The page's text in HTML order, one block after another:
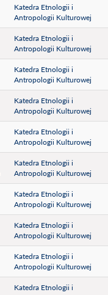
Katedra Etnologii i
Antropologii Kulturowej
Katedra Etnologii i
Antropologii Kulturowej
Katedra Etnologii i
Antropologii Kulturowej
Katedra Etnologii i
Antropologii Kulturowej
Katedra Etnologii i
Antropologii Kulturowej
Katedra Etnologii i
Antropologii Kulturowej
Katedra Etnologii i
Antropologii Kulturowej
Katedra Etnologii i
Antropologii Kulturowej
Katedra Etnologii i
Antropologii Kulturowej
Katedra Etnologii i